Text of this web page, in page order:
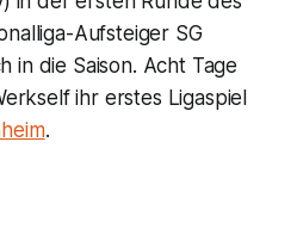
Aufsteiger SG
in die Saison. Acht Tage
ihr erstes Ligaspiel
.